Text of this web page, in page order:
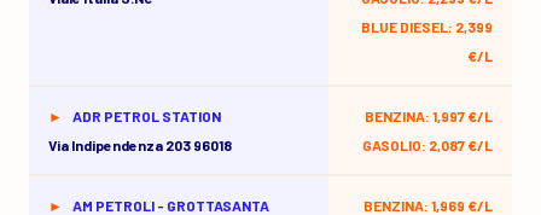
BLUE DIESEL: 2,399
€/L
ADR PETROL STATION
Via Indipendenza 203 96018
BENZINA: 1,997 €/L
GASOLIO: 2,087 €/L
AM PETROLI - GROTTASANTA
BENZINA: 1,969 €/L